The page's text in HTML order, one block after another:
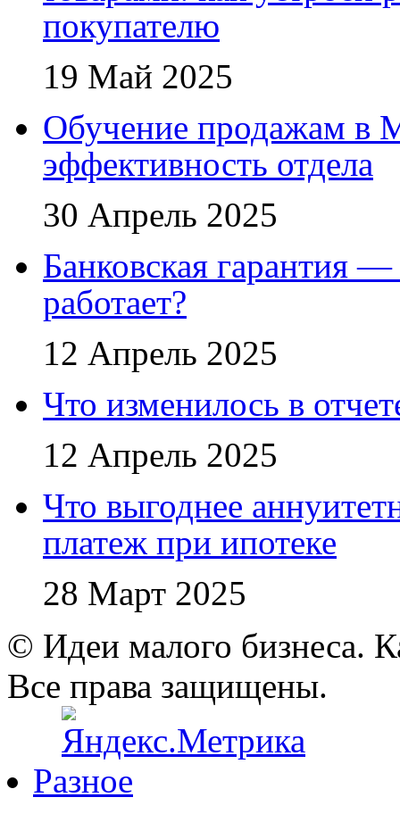
покупателю
19 Май 2025
Обучение продажам в
эффективность отдела
30 Апрель 2025
Банковская гарантия
работает?
12 Апрель 2025
Что изменилось в
12 Апрель 2025
Что выгоднее
платеж при ипотеке
28 Март 2025
© Идеи малого бизнеса.
Все права защищены.
Разное